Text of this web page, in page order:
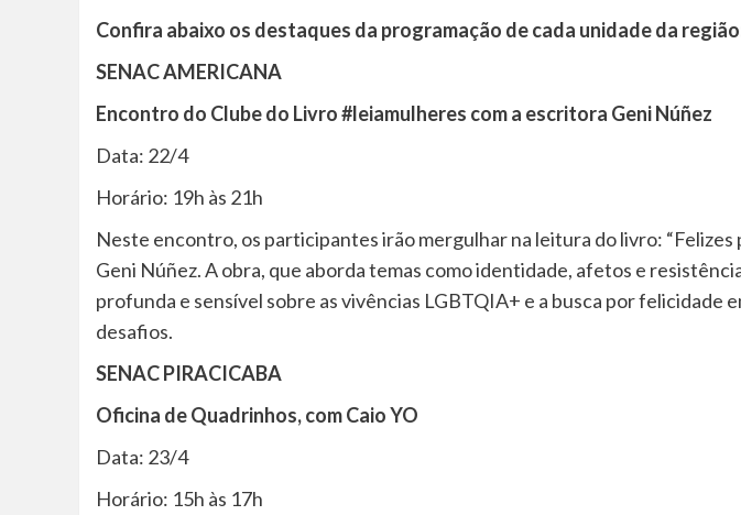
Confira abaixo os destaques da programação de cada unidade da
SENAC AMERICANA
Encontro do Clube do Livro #leiamulheres com a escritora Geni Núñez
Data: 22/4
Horário: 19h às 21h
Neste encontro, os participantes irão mergulhar na leitura do livro: “Felizes
Geni Núñez. A obra, que aborda temas como identidade, afetos e
profunda e sensível sobre as vivências LGBTQIA+ e a busca por felicidade
desafios.
SENAC PIRACICABA
Oficina de Quadrinhos, com Caio YO
Data: 23/4
Horário: 15h às 17h